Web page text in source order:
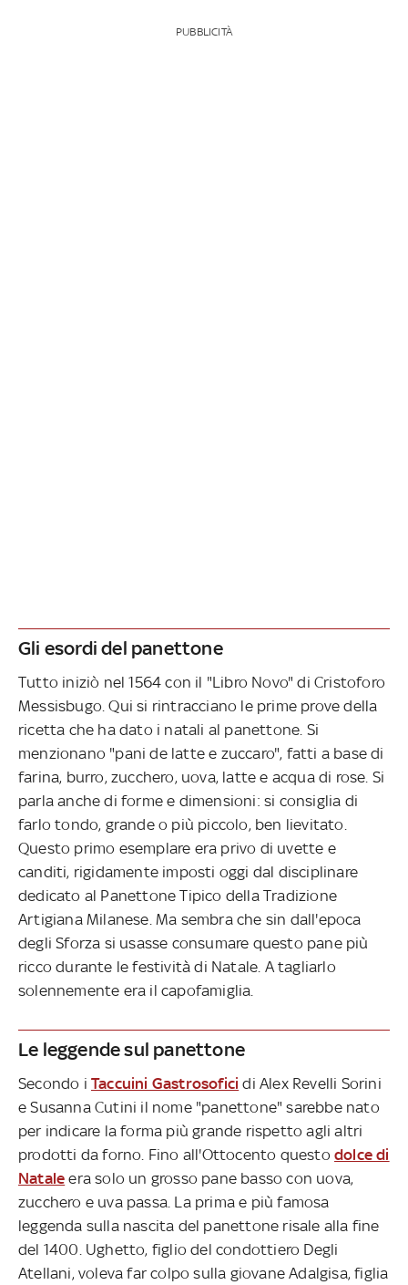
PUBBLICITÀ
Gli esordi del panettone
Tutto iniziò nel 1564 con il "Libro Novo" di Cristoforo
Messisbugo. Qui si rintracciano le prime prove della
ricetta che ha dato i natali al panettone. Si
menzionano "pani de latte e zuccaro", fatti a base di
farina, burro, zucchero, uova, latte e acqua di rose. Si
parla anche di forme e dimensioni: si consiglia di
farlo tondo, grande o più piccolo, ben lievitato.
Questo primo esemplare era privo di uvette e
canditi, rigidamente imposti oggi dal disciplinare
dedicato al Panettone Tipico della Tradizione
Artigiana Milanese. Ma sembra che sin dall'epoca
degli Sforza si usasse consumare questo pane più
ricco durante le festività di Natale. A tagliarlo
solennemente era il capofamiglia.
Le leggende sul panettone
Secondo i Taccuini Gastrosofici di Alex Revelli Sorini
e Susanna Cutini il nome "panettone" sarebbe nato
per indicare la forma più grande rispetto agli altri
prodotti da forno. Fino all'Ottocento questodolce di
Natale era solo un grosso pane basso con uova,
zucchero e uva passa. La prima e più famosa
leggenda sulla nascita del panettone risale alla fine
del 1400. Ughetto, figlio del condottiero Degli
Atellani, voleva far colpo sulla giovane Adalgisa, figlia